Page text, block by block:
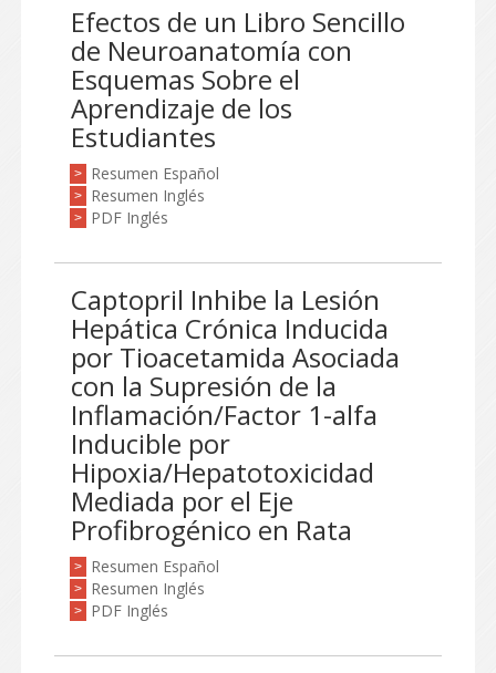
Efectos de un Libro Sencillo
de Neuroanatomía con
Esquemas Sobre el
Aprendizaje de los
Estudiantes
> Resumen Español
> Resumen Inglés
> PDF Inglés
Captopril Inhibe la Lesión
Hepática Crónica Inducida
por Tioacetamida Asociada
con la Supresión de la
Inflamación/Factor 1-alfa
Inducible por
Hipoxia/Hepatotoxicidad
Mediada por el Eje
Profibrogénico en Rata
> Resumen Español
> Resumen Inglés
> PDF Inglés